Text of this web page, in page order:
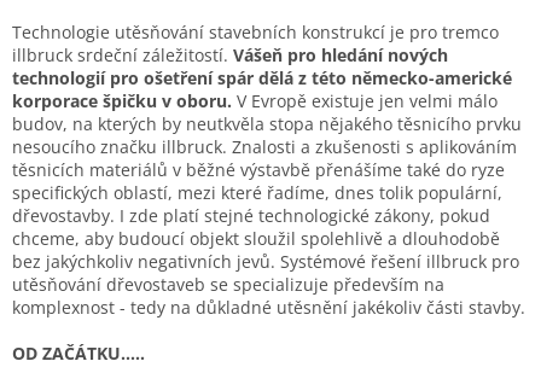
Technologie utěsňování stavebních konstrukcí je pro tremco
illbruck srdeční záležitostí. Vášeň pro hledání nových
technologií pro ošetření spár dělá z této německo-americké
korporace špičku v oboru. V Evropě existuje jen velmi málo
budov, na kterých by neutkvěla stopa nějakého těsnicího prvku
nesoucího značku illbruck. Znalosti a zkušenosti s aplikováním
těsnicích materiálů v běžné výstavbě přenášíme také do ryze
specifických oblastí, mezi které řadíme, dnes tolik populární,
dřevostavby. I zde platí stejné technologické zákony, pokud
chceme, aby budoucí objekt sloužil spolehlivě a dlouhodobě
bez jakýchkoliv negativních jevů. Systémové řešení illbruck pro
utěsňování dřevostaveb se specializuje především na
komplexnost - tedy na důkladné utěsnění jakékoliv části stavby.
OD ZAČÁTKU.....